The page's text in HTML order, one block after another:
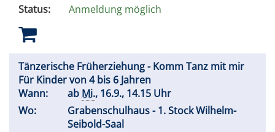
Status:
Anmeldung möglich
Tänzerische Früherziehung - Komm Tanz mit mir
Für Kinder von 4 bis 6 Jahren
Wann:
ab Mi., 16.9., 14.15 Uhr
Wo:
Grabenschulhaus - 1. Stock Wilhelm-
Seibold-Saal